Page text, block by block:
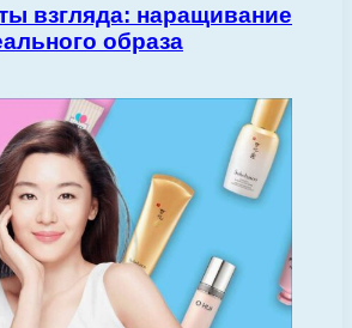
взгляда: наращивание
образа